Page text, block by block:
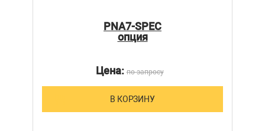
PNA7-SPEC
опция
Цена:по запросу
В КОРЗИНУ